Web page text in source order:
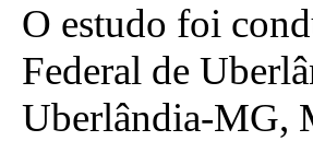
O estudo foi
Federal de
Uberlândia-MG,